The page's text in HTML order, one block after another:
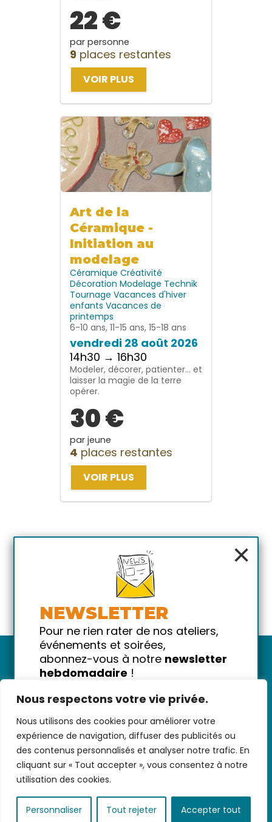
Nous respectons votre vie privée.
Nous utilisons des cookies pour améliorer votre
expérience de navigation, diffuser des publicités ou
des contenus personnalisés et analyser notre trafic. En
cliquant sur « Tout accepter », vous consentez à notre
utilisation des cookies.
Personnaliser Tout rejeter Accepter tout
22 €
par personne
9 places restantes
VOIR PLUS
Art de la
Céramique -
Initiation au
modelage
Céramique Créativité
Décoration Modelage Technik
Tournage Vacances d'hiver
enfants Vacances de
printemps
6-10 ans, 11-15 ans, 15-18 ans
vendredi 28 août 2026
14h30 → 16h30
Modeler, décorer, patienter… et
laisser la magie de la terre
opérer.
30 €
par jeune
4 places restantes
VOIR PLUS
Nous contacter- CGV/CGU-Données
personnelles-Infos pratiques- FAQ
×
NEWSLETTER
Pour ne rien rater de nos ateliers,
événements et soirées,
abonnez-vous à notre newsletter
hebdomadaire !
!
Votre email